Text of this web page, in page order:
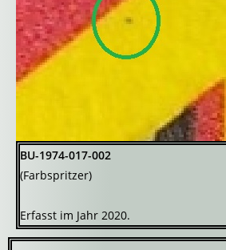
BU-1974-017-002
(Farbspritzer)
Erfasst im Jahr 2020.